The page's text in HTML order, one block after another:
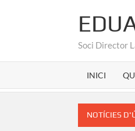
Soci Director
INICI
NOTÍCIES
Marca Girona a la